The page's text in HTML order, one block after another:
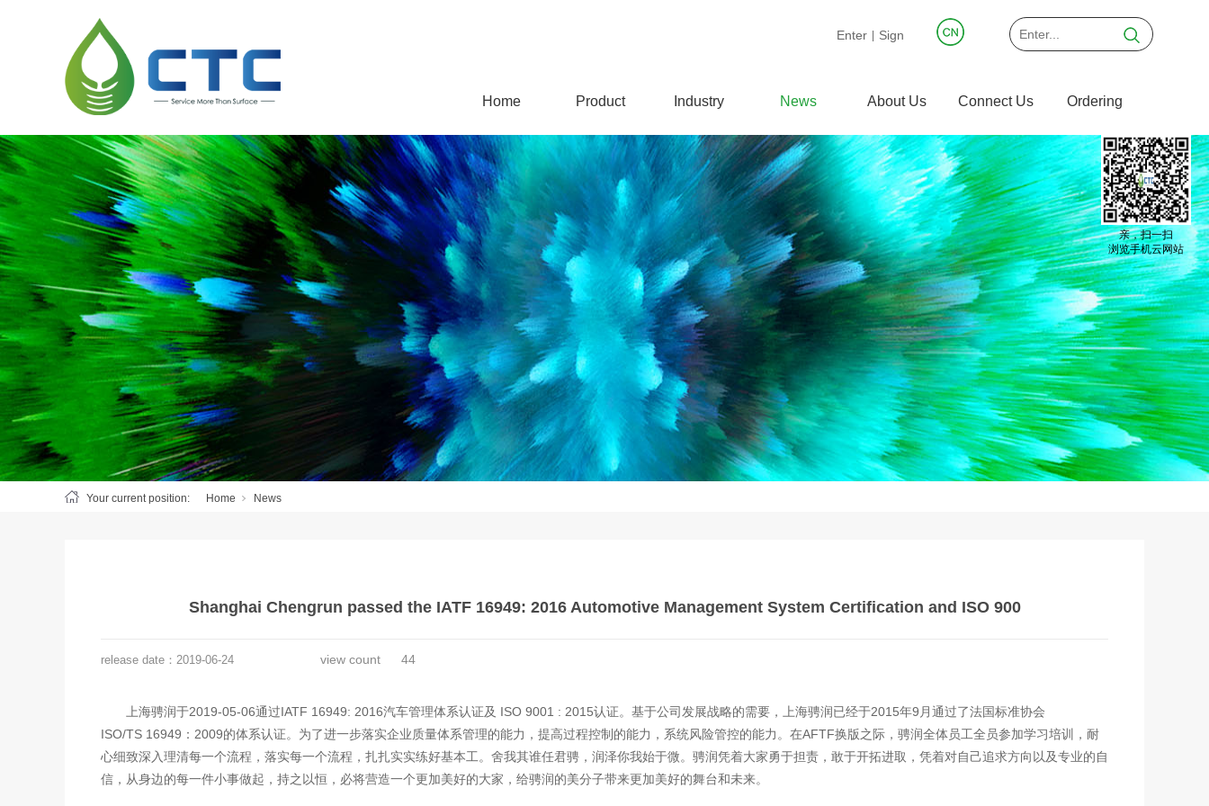
Enter Sign
Home Product Industry News About Us Connect Us Ordering
Your current position: Home News
Shanghai Chengrun passed the IATF 16949: 2016 Automotive Management System Certification and ISO 900
release date： 2019-06-24 view count 44
上海骋润于2019-05-06通过IATF 16949: 2016汽车管理体系认证及 ISO 9001 : 2015认证。基于公司发展战略的需要，上海骋润已经于2015年9月通过了法国标准协会
ISO/TS 16949：2009的体系认证。为了进一步落实企业质量体系管理的能力，提高过程控制的能力，系统风险管控的能力。在AFTF换版之际，骋润全体员工全员参加学习培训，耐
心细致深入理清每一个流程，落实每一个流程，扎扎实实练好基本工。舍我其谁任君骋，润泽你我始于微。骋润凭着大家勇于担责，敢于开拓进取，凭着对自己追求方向以及专业的自
信，从身边的每一件小事做起，持之以恒，必将营造一个更加美好的大家，给骋润的美分子带来更加美好的舞台和未来。
亲，扫一扫
浏览手机云网站